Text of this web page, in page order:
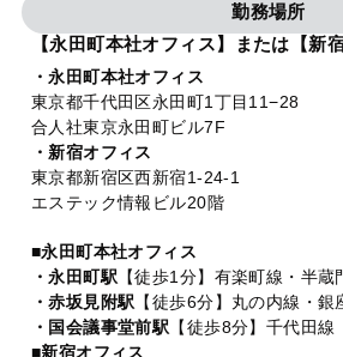
勤務場所
【永田町本社オフィス】または【新
・永田町本社オフィス
東京都千代田区永田町1丁目11−28
合人社東京永田町ビル7F
・新宿オフィス
東京都新宿区西新宿1-24-1
エステック情報ビル20階
■永田町本社オフィス
・永田町駅 【徒歩1分】有楽町線・半蔵
・赤坂見附駅 【徒歩6分】丸の内線・銀
・国会議事堂前駅 【徒歩8分】千代田線
■新宿オフィス